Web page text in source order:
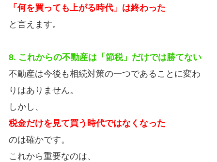
「何を買っても上がる時代」は終わった
と言えます。
8. これからの不動産は「節税」だけでは勝てない
不動産は今後も相続対策の一つであることに変わ
りはありません。
しかし、
税金だけを見て買う時代ではなくなった
のは確かです。
これから重要なのは、